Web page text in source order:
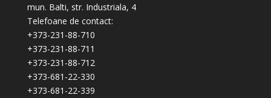
mun. Balti, str. Industriala, 4
Telefoane de contact:
+373-231-88-710
+373-231-88-711
+373-231-88-712
+373-681-22-330
+373-681-22-339